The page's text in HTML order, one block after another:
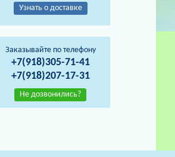
Узнать о доставке
Заказывайте по телефону
+7(918)305-71-41
+7(918)207-17-31
Не дозвонились?